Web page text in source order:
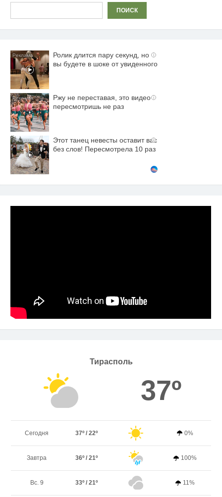
ПОИСК
i
Ролик длится пару секунд, но
вы будете в шоке от увиденного
i
Ржу не переставая, это видео
пересмотришь не раз
i
Этот танец невесты оставит вас
без слов! Пересмотрела 10 раз
Тирасполь
37º
Сегодня 37º / 22º 0%
Завтра 36º / 21º 100%
Вс. 9 33º / 21º 11%